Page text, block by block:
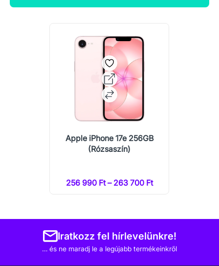
Apple iPhone 17e 256GB
(Rózsaszín)
256 990 Ft – 263 700 Ft
Iratkozz fel hírlevelünkre!
… és ne maradj le a legújabb termékeinkről